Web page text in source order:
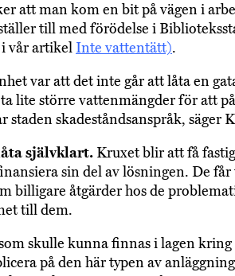
att man kom en bit på vägen i
till med förödelse i
vår artikel Inte vattentätt).
var att det inte går att låta en
lite större vattenmängder för att
staden skadeståndsanspråk, säger
självklart. Kruxet blir att få
sin del av lösningen. De
billigare åtgärder hos de
till dem.
skulle kunna finnas i lagen
på den här typen av